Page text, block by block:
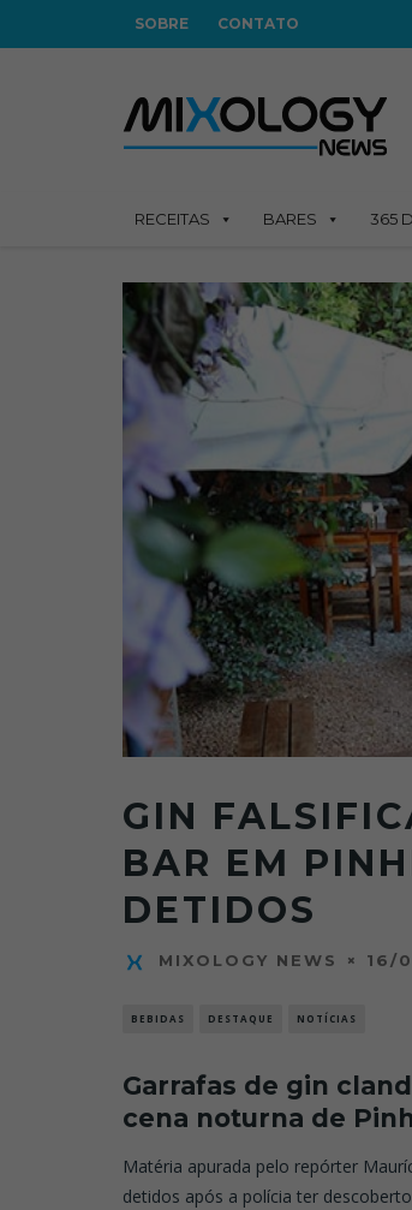
SOBRE CONTATO
RECEITAS BARES 365
GIN
BAR EM
DETIDOS
MIXOLOGY NEWS 16/
BEBIDAS DESTAQUE NOTÍCIAS
Garrafas de gin
cena noturna de
Matéria apurada pelo repórter
detidos após a polícia ter